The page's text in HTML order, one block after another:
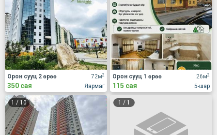
72м2
Яармаг
Орон сууц 2 өрөө
350 сая
26м2
5-шар
Орон сууц 1 өрөө
115 сая
1 / 10 1 / 1